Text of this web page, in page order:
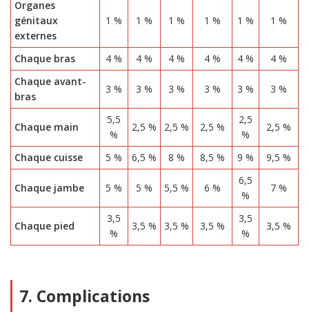
Organes
génitaux
externes
1 % 1 % 1 % 1 % 1 % 1 %
Chaque bras 4 % 4 % 4 % 4 % 4 %
4 %
Chaque avant-
bras
3 % 3 % 3 % 3 % 3 % 3 %
Chaque main
5,5
%
2,5 % 2,5 % 2,5 %
2,5
%
2,5 %
Chaque cuisse 5 % 6,5 % 8 % 8,5 % 9 % 9,5 %
Chaque jambe 5 % 5 % 5,5 % 6 %
6,5
%
7 %
Chaque pied
3,5
%
3,5 % 3,5 % 3,5 %
3,5
%
3,5 %
7. Complications